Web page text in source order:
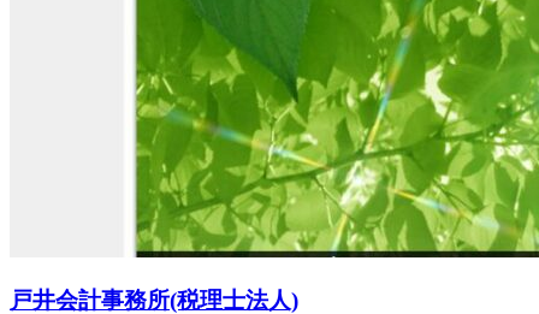
戸井会計事務所(税理士法人)